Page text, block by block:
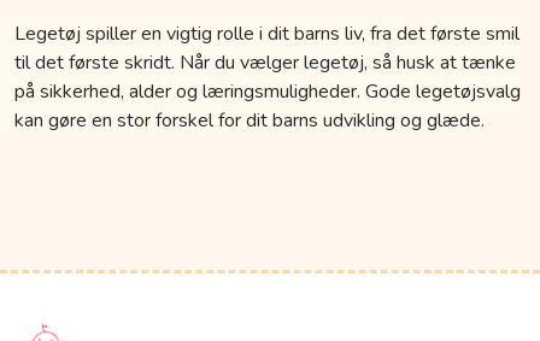
Legetøj spiller en vigtig rolle i dit barns liv, fra det første smil
til det første skridt. Når du vælger legetøj, så husk at tænke
på sikkerhed, alder og læringsmuligheder. Gode legetøjsvalg
kan gøre en stor forskel for dit barns udvikling og glæde.